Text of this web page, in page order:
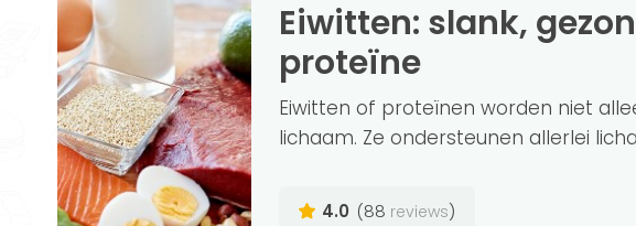
Eiwitten: slank, gezond en sterk met
proteïne
Eiwitten of proteïnen worden niet
lichaam. Ze ondersteunen allerlei
4.0 (88 reviews)